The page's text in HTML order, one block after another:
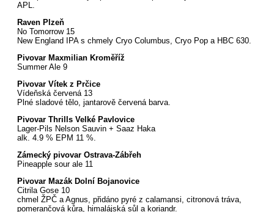
APL.
Raven Plzeň
No Tomorrow 15
New England IPA s chmely Cryo Columbus, Cryo Pop a HBC 630.
Pivovar Maxmilian Kroměříž
Summer Ale 9
Pivovar Vítek z Prčice
Vídeňská červená 13
Plné sladové tělo, jantarově červená barva.
Pivovar Thrills Velké Pavlovice
Lager-Pils Nelson Sauvin + Saaz Haka
alk. 4.9 % EPM 11 %.
Zámecký pivovar Ostrava-Zábřeh
Pineapple sour ale 11
Pivovar Mazák Dolní Bojanovice
Citrila Gose 10
chmel ŽPČ a Agnus, přidáno pyré z calamansi, citronová tráva,
pomerančová kůra, himalájská sůl a koriandr.